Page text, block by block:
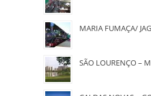
MARIA FUMAÇA/
SÃO LOURENÇO –